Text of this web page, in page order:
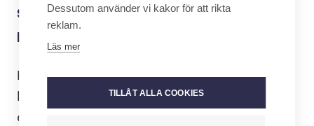
so­vårds­bran­schen? Bli
medlem i Tehy!
Har du flyttat till Finland från ett annat
land? Har du en bakgrund inom social-
eller hälsobranschen eller det
Dessutom använder vi kakor för att rikta
reklam.
Läs mer
TILLÅT ALLA COOKIES